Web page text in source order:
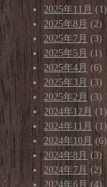
2025年11月 (1)
2025年8月 (2)
2025年7月 (3)
2025年5月 (1)
2025年4月 (6)
2025年3月 (3)
2025年2月 (3)
2024年12月 (1)
2024年11月 (1)
2024年10月 (6)
2024年8月 (3)
2024年7月 (2)
2024年6月 (4)